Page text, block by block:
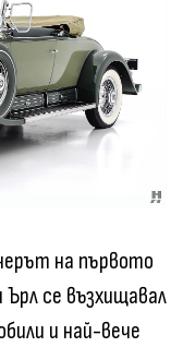
на първото
се възхищавал
и най-вече